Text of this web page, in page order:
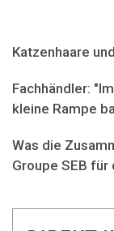
Katzenhaare
Fachhändler:
kleine Rampe
Was die
Groupe SEB